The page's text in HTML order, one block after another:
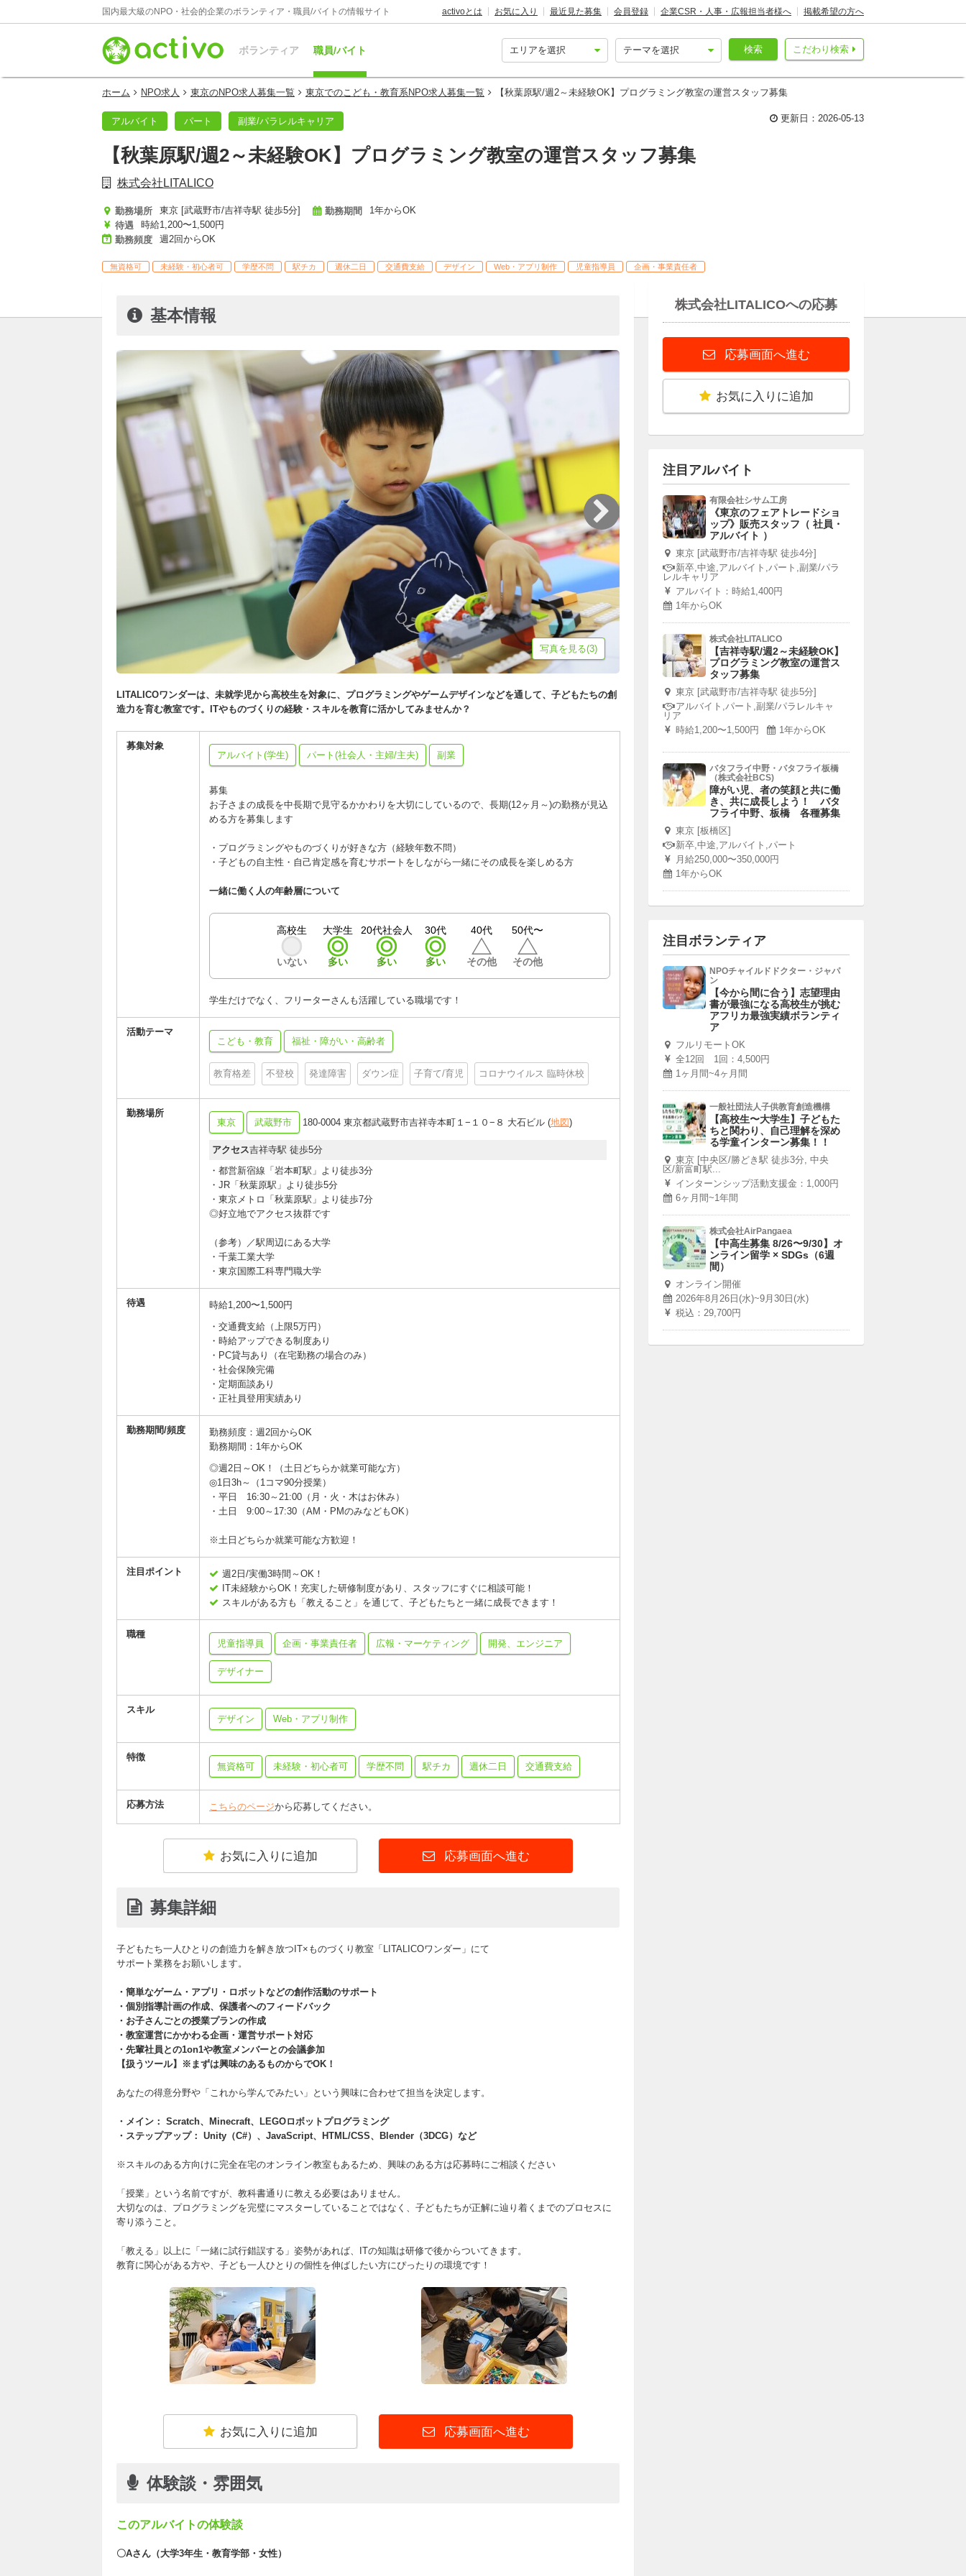
国内最大級のNPO・社会的企業のボランティア・職員/バイトの情報サイト activoとは お気に入り 最近見た募集 会員登録 企業CSR・人事・広報担当者様へ 掲載希望の方へ
ボランティア 職員/バイト こだわり検索
検索
ホーム NPO求人 東京のNPO求人募集一覧 東京でのこども・教育系NPO求人募集一覧 【秋葉原駅/週2～未経験OK】プログラミング教室の運営スタッフ募集
アルバイト パート 副業/パラレルキャリア 更新日：2026-05-13
【秋葉原駅/週2～未経験OK】プログラミング教室の運営スタッフ募集
株式会社LITALICO
勤務場所
東京 [武蔵野市/吉祥寺駅 徒歩5分]
待遇
時給1,200〜1,500円
勤務頻度
週2回からOK
勤務期間 1年からOK
無資格可 未経験・初心者可 学歴不問 駅チカ 週休二日 交通費支給 デザイン Web・アプリ制作 児童指導員 企画・事業責任者
基本情報
写真を見る(3)
LITALICOワンダーは、未就学児から高校生を対象に、プログラミングやゲームデザインなどを通して、子どもたちの創
造力を育む教室です。ITやものづくりの経験・スキルを教育に活かしてみませんか？
募集対象
アルバイト(学生)
パート(社会人・主婦/主夫) 副業
募集
お子さまの成長を中長期で見守るかかわりを大切にしているので、長期(12ヶ月～)の勤務が見込
める方を募集します
・プログラミングやものづくりが好きな方（経験年数不問）
・子どもの自主性・自己肯定感を育むサポートをしながら一緒にその成長を楽しめる方
一緒に働く人の年齢層について
高校生
いない
大学生
多い
20代社会人
多い
30代
多い
40代
その他
50代〜
その他
学生だけでなく、フリーターさんも活躍している職場です！
活動テーマ
こども・教育
福祉・障がい・高齢者
教育格差 不登校 発達障害 ダウン症 子育て/育児 コロナウイルス 臨時休校
勤務場所
東京
武蔵野市 180-0004 東京都武蔵野市吉祥寺本町１−１０−８ 大石ビル (地図)
アクセス吉祥寺駅 徒歩5分
・都営新宿線「岩本町駅」より徒歩3分
・JR「秋葉原駅」より徒歩5分
・東京メトロ「秋葉原駅」より徒歩7分
◎好立地でアクセス抜群です
（参考）／駅周辺にある大学
・千葉工業大学
・東京国際工科専門職大学
待遇
時給1,200〜1,500円
・交通費支給（上限5万円）
・時給アップできる制度あり
・PC貸与あり（在宅勤務の場合のみ）
・社会保険完備
・定期面談あり
・正社員登用実績あり
勤務期間/頻度
勤務頻度：週2回からOK
勤務期間：1年からOK
◎週2日～OK！（土日どちらか就業可能な方）
◎1日3h～（1コマ90分授業）
・平日 16:30～21:00（月・火・木はお休み）
・土日 9:00～17:30（AM・PMのみなどもOK）
※土日どちらか就業可能な方歓迎！
注目ポイント
週2日/実働3時間～OK！
IT未経験からOK！充実した研修制度があり、スタッフにすぐに相談可能！
スキルがある方も「教えること」を通じて、子どもたちと一緒に成長できます！
職種
児童指導員
企画・事業責任者 広報・マーケティング 開発、エンジニア
デザイナー
スキル
デザイン
Web・アプリ制作
特徴
無資格可
未経験・初心者可 学歴不問 駅チカ 週休二日 交通費支給
応募方法 こちらのページから応募してください。
応募画面へ進む
お気に入りに追加
募集詳細
子どもたち一人ひとりの創造力を解き放つIT×ものづくり教室「LITALICOワンダー」にて
サポート業務をお願いします。
・簡単なゲーム・アプリ・ロボットなどの創作活動のサポート
・個別指導計画の作成、保護者へのフィードバック
・お子さんごとの授業プランの作成
・教室運営にかかわる企画・運営サポート対応
・先輩社員との1on1や教室メンバーとの会議参加
【扱うツール】※まずは興味のあるものからでOK！
あなたの得意分野や「これから学んでみたい」という興味に合わせて担当を決定します。
・メイン： Scratch、Minecraft、LEGOロボットプログラミング
・ステップアップ： Unity（C#）、JavaScript、HTML/CSS、Blender（3DCG）など
※スキルのある方向けに完全在宅のオンライン教室もあるため、興味のある方は応募時にご相談ください
「授業」という名前ですが、教科書通りに教える必要はありません。
大切なのは、プログラミングを完璧にマスターしていることではなく、子どもたちが正解に辿り着くまでのプロセスに
寄り添うこと。
「教える」以上に「一緒に試行錯誤する」姿勢があれば、ITの知識は研修で後からついてきます。
教育に関心がある方や、子ども一人ひとりの個性を伸ばしたい方にぴったりの環境です！
応募画面へ進む
お気に入りに追加
体験談・雰囲気
このアルバイトの体験談
〇Aさん（大学3年生・教育学部・女性）
株式会社LITALICOへの応募
応募画面へ進む
お気に入りに追加
注目アルバイト
有限会社シサム工房
《東京のフェアトレードショ
ップ》販売スタッフ（ 社員・
アルバイト ）
東京 [武蔵野市/吉祥寺駅 徒歩4分]
新卒,中途,アルバイト,パート,副業/パラ
レルキャリア
アルバイト：時給1,400円
1年からOK
株式会社LITALICO
【吉祥寺駅/週2～未経験OK】
プログラミング教室の運営ス
タッフ募集
東京 [武蔵野市/吉祥寺駅 徒歩5分]
アルバイト,パート,副業/パラレルキャ
リア
時給1,200〜1,500円
1年からOK
バタフライ中野・バタフライ板橋
（株式会社BCS)
障がい児、者の笑顔と共に働
き、共に成長しよう！ バタ
フライ中野、板橋 各種募集
東京 [板橋区]
新卒,中途,アルバイト,パート
月給250,000〜350,000円
1年からOK
注目ボランティア
NPOチャイルドドクター・ジャパ
ン
【今から間に合う】志望理由
書が最強になる高校生が挑む
アフリカ最強実績ボランティ
ア
フルリモートOK
全12回 1回：4,500円
1ヶ月間~4ヶ月間
一般社団法人子供教育創造機構
【高校生〜大学生】子どもた
ちと関わり、自己理解を深め
る学童インターン募集！！
東京 [中央区/勝どき駅 徒歩3分, 中央
区/新富町駅...
インターンシップ活動支援金：1,000円
6ヶ月間~1年間
株式会社AirPangaea
【中高生募集 8/26〜9/30】オ
ンライン留学 × SDGs（6週
間）
オンライン開催
2026年8月26日(水)~9月30日(水)
税込：29,700円